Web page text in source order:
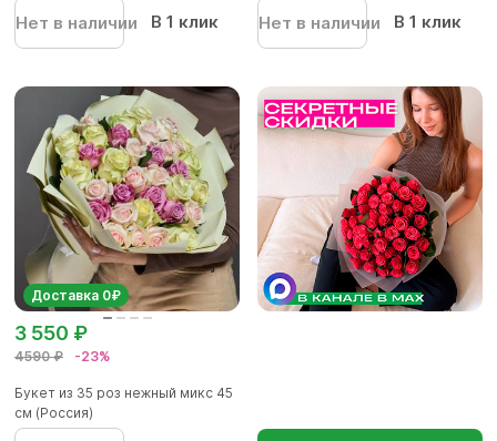
Нет в наличии В 1 клик Нет в наличии В 1 клик
Доставка 0₽
4590 ₽ -23%
3 550 ₽
Букет из 35 роз нежный микс 45
см (Россия)